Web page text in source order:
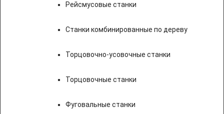
Рейсмусовые станки
Станки комбинированные по дереву
Торцовочно-усовочные станки
Торцовочные станки
Фуговальные станки